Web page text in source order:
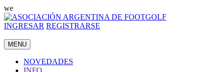
we
INGRESAR REGISTRARSE
MENU
NOVEDADES
INFO